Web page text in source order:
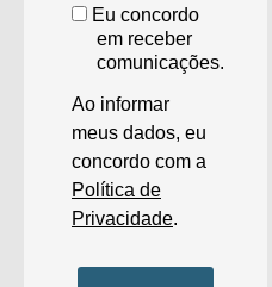
Eu concordo
em receber
comunicações.
Ao informar
meus dados, eu
concordo com a
Política de
Privacidade.